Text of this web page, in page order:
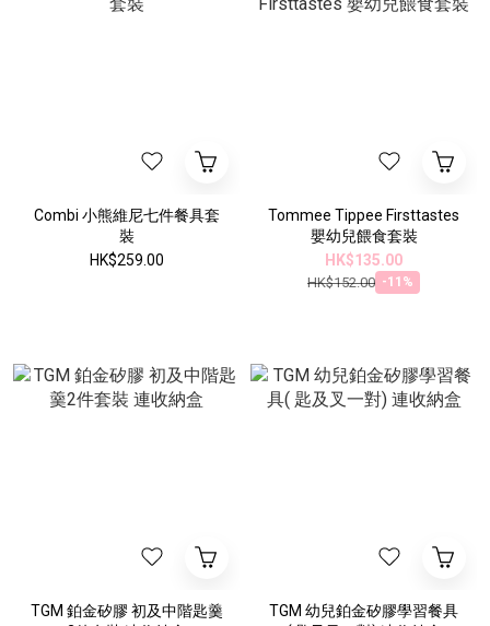
Combi 小熊維尼七件餐具套
裝
HK$259.00
Tommee Tippee Firsttastes
嬰幼兒餵食套裝
HK$135.00
HK$152.00 -11%
TGM 鉑金矽膠 初及中階匙羹
TGM 幼兒鉑金矽膠學習餐具